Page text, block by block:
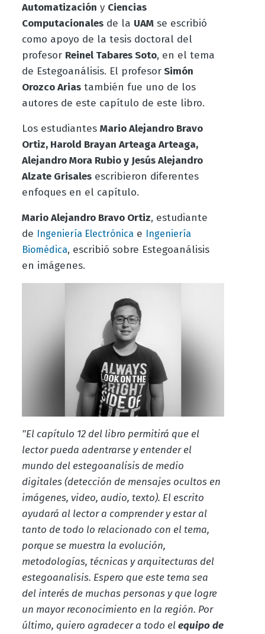
Automatización y Ciencias
Computacionalesde la UAMse escribió
como apoyo de la tesis doctoral del
profesor Reinel Tabares Soto, en el tema
de Estegoanálisis. El profesorSimón
Orozco Ariastambién fue uno de los
autores de este capítulo de este libro.
Los estudiantes Mario Alejandro Bravo
Ortiz, Harold Brayan Arteaga Arteaga,
Alejandro Mora Rubio y Jesús Alejandro
Alzate Grisalesescribieron diferentes
enfoques en el capítulo.
Mario Alejandro Bravo Ortiz, estudiante
de Ingeniería Electrónicae Ingeniería
Biomédica, escribió sobre Estegoanálisis
en imágenes.
"El capítulo 12 del libro permitirá que el
lector pueda adentrarse y entender el
mundo del estegoanalisis de medio
digitales (detección de mensajes ocultos en
imágenes, video, audio, texto). El escrito
ayudará al lector a comprender y estar al
tanto de todo lo relacionado con el tema,
porque se muestra la evolución,
metodologías, técnicas y arquitecturas del
estegoanalisis. Espero que este tema sea
del interés de muchas personas y que logre
un mayor reconocimiento en la región. Por
último, quiero agradecer a todo elequipo de